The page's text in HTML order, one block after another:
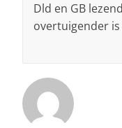
Dld en GB
overtuigender